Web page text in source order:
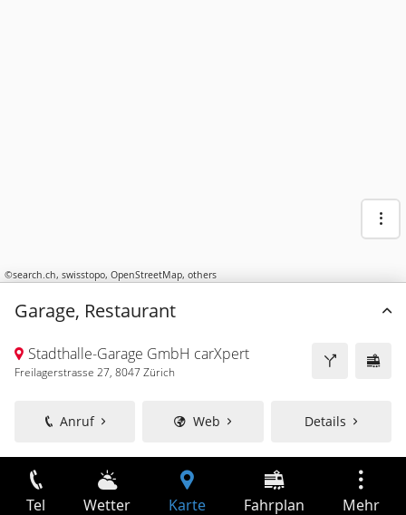
©search.ch, swisstopo, OpenStreetMap, others
Garage, Restaurant
Stadthalle-Garage GmbH carXpert
Freilagerstrasse 27, 8047 Zürich
Anruf Web Details
Tel Wetter Karte Fahrplan Mehr